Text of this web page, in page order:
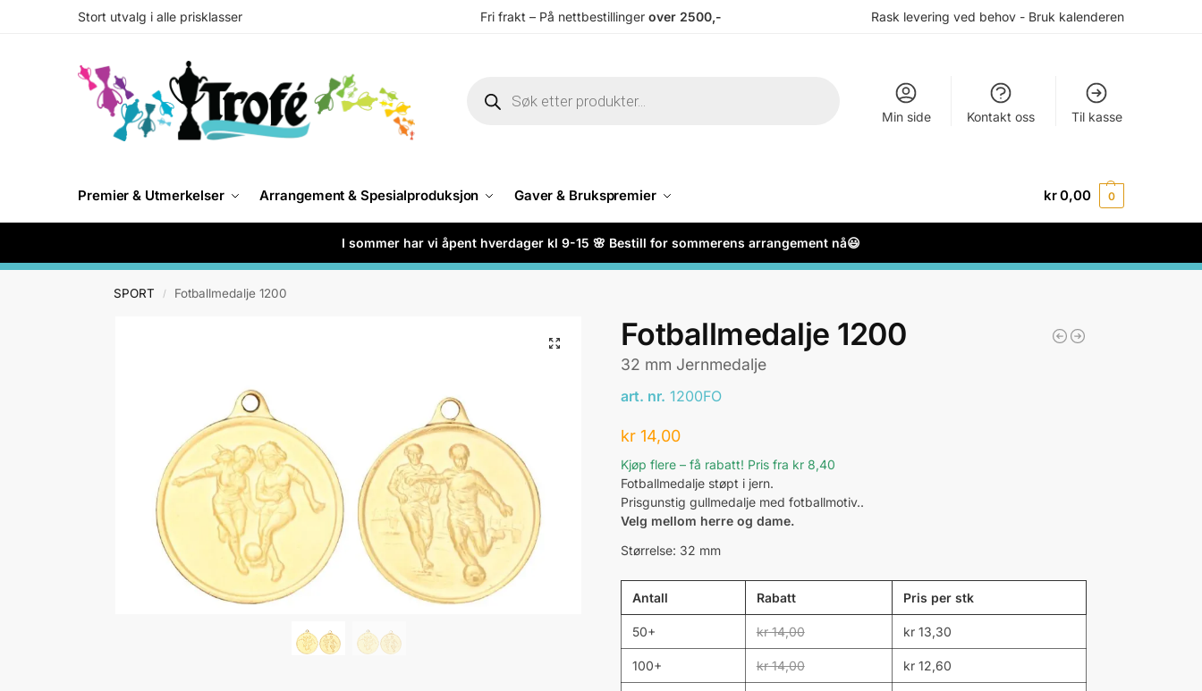
Stort utvalg i alle prisklasser Fri frakt – På nettbestillinger over 2500,- Rask levering ved behov - Bruk kalenderen
Min side Kontakt oss Til kasse
Premier & Utmerkelser Arrangement & Spesialproduksjon Gaver & Brukspremier kr0,00 0
I sommer har vi åpent hverdager kl 9-15 🌸 Bestill for sommerens arrangement nå😃
SPORT / Fotballmedalje 1200
Fotballmedalje 1200
32 mm Jernmedalje
art. nr. 1200FO
kr14,00
Kjøp flere – få rabatt! Pris fra kr 8,40
Fotballmedalje støpt i jern.
Prisgunstig gullmedalje med fotballmotiv..
Velg mellom herre og dame.
Størrelse: 32 mm
Antall Rabatt Pris per stk
50+ kr14,00 kr13,30
100+ kr14,00 kr12,60